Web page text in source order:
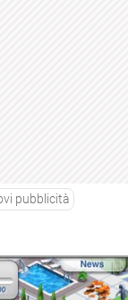
pubblicità